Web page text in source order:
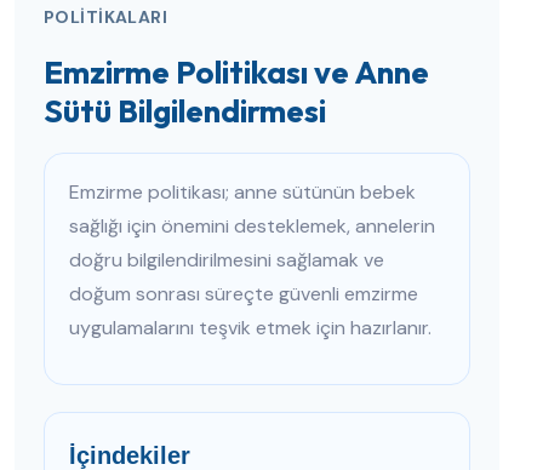
POLITIKALARI
Emzirme Politikası ve Anne
Sütü Bilgilendirmesi
Emzirme politikası; anne sütünün bebek
sağlığı için önemini desteklemek, annelerin
doğru bilgilendirilmesini sağlamak ve
doğum sonrası süreçte güvenli emzirme
uygulamalarını teşvik etmek için hazırlanır.
İçindekiler